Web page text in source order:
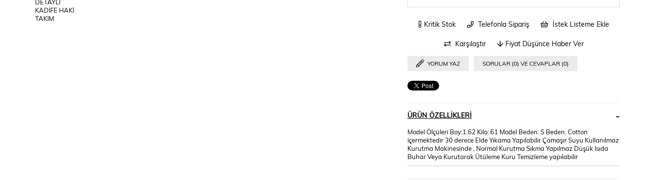
Kritik Stok Telefonla Sipariş İstek Listeme Ekle
Karşılaştır Fiyat Düşünce Haber Ver
YORUM YAZ SORULAR (0) VE CEVAPLAR (0)
ÜRÜN ÖZELLIKLERI
Model Ölçüleri Boy:1.62 Kilo: 61 Model Beden: S Beden. Cotton
içermektedir 30 derece Elde Yıkama Yapılabilir Çamaşır Suyu Kullanılmaz
Kurutma Makinesinde , Normal Kurutma Sıkma Yapılmaz Düşük Isıda
Buhar Veya Kurutarak Ütüleme Kuru Temizleme yapılabilir